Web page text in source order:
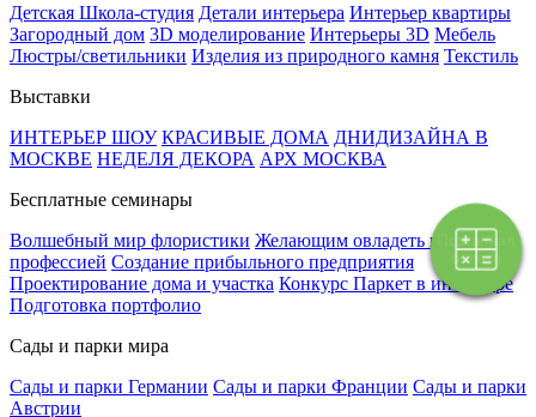
Поэтапная
оплата
Детская Школа-студия Детали интерьера Интерьер квартиры
Загородный дом 3D моделирование Интерьеры 3D Мебель
Люстры/светильники Изделия из природного камня Текстиль
Выставки
ИНТЕРЬЕР ШОУ КРАСИВЫЕ ДОМА ДНИДИЗАЙНА В
МОСКВЕ НЕДЕЛЯ ДЕКОРА АРХ МОСКВА
Бесплатные семинары
Волшебный мир флористики Желающим овладеть новой
профессией Создание прибыльного предприятия
Проектирование дома и участка Конкурс Паркет в интерьере
Подготовка портфолио
Сады и парки мира
Сады и парки Германии Сады и парки Франции Сады и парки
Австрии